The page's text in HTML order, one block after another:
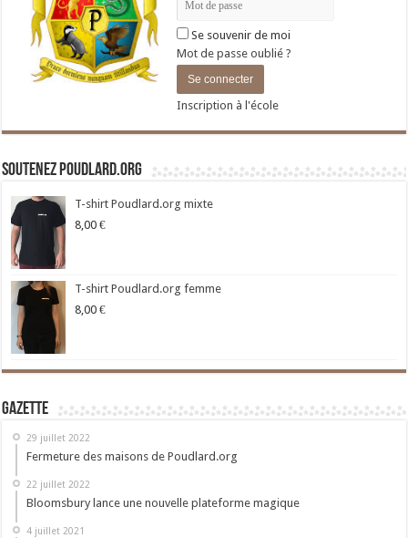
Se souvenir de moi
Mot de passe oublié ?
Inscription à l'école
Soutenez Poudlard.org
T-shirt Poudlard.org mixte
8,00 €
T-shirt Poudlard.org femme
8,00 €
Gazette
29 juillet 2022
Fermeture des maisons de Poudlard.org
22 juillet 2022
Bloomsbury lance une nouvelle plateforme magique
4 juillet 2021